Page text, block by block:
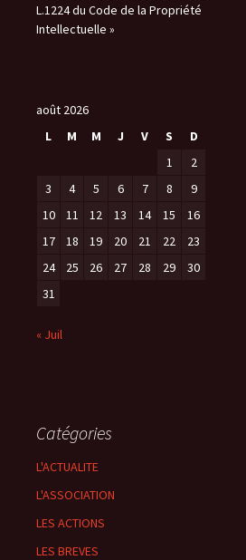
L.1224 du Code de la Propriété
Intellectuelle »
août 2026
L
M M J V S
D
1
2
3
4 5 6 7 8
9
10
11 12 13 14 15
16
17
18 19 20 21 22
23
24
25 26 27 28 29
30
31
« Juil
Catégories
L'ACTUALITE
L'ASSOCIATION
LES ACTIONS
LES BREVES